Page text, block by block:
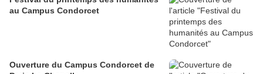
au Campus Condorcet
Ouverture du Campus Condorcet de